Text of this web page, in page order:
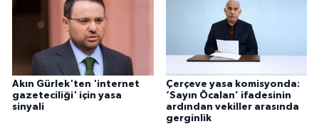
Akın Gürlek'ten 'internet
gazeteciliği' için yasa
sinyali
Çerçeve yasa komisyonda:
‘Sayın Öcalan’ ifadesinin
ardından vekiller arasında
gerginlik